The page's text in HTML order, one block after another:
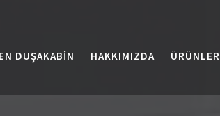
DUŞAKABIN HAKKIMIZDA ÜRÜNLER